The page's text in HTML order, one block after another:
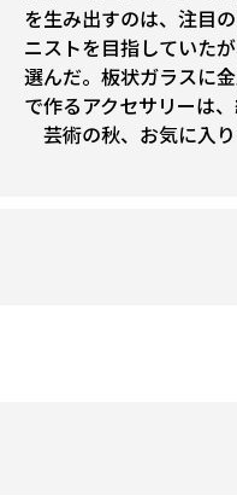
を生み出すのは、注目
ニストを目指していた
選んだ。板状ガラスに
で作るアクセサリーは
芸術の秋、お気に入り